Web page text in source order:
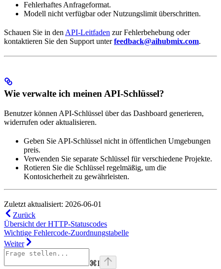
Fehlerhaftes Anfrageformat.
Modell nicht verfügbar oder Nutzungslimit überschritten.
Schauen Sie in den API-Leitfaden zur Fehlerbehebung oder
kontaktieren Sie den Support unterfeedback@aihubmix.com.
Wie verwalte ich meinen API-Schlüssel?
Benutzer können API-Schlüssel über das Dashboard generieren,
widerrufen oder aktualisieren.
Geben Sie API-Schlüssel nicht in öffentlichen Umgebungen
preis.
Verwenden Sie separate Schlüssel für verschiedene Projekte.
Rotieren Sie die Schlüssel regelmäßig, um die
Kontosicherheit zu gewährleisten.
Zuletzt aktualisiert: 2026-06-01
Zurück
Übersicht der HTTP-Statuscodes
Wichtige Fehlercode-Zuordnungstabelle
Weiter
⌘I